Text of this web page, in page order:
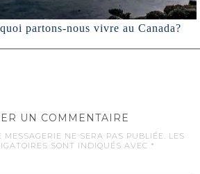
partons-nous vivre au Canada?
UN COMMENTAIRE
NE SERA PAS PUBLIÉE.
LES
SONT INDIQUÉS AVEC *